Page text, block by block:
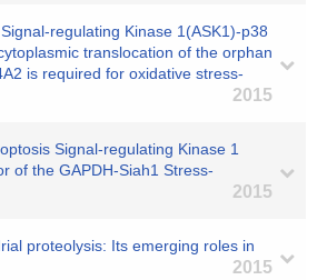
regulating Kinase 1(ASK1)-p38
translocation of the orphan
is required for oxidative stress-
2015
Signal-regulating Kinase 1
of the GAPDH-Siah1 Stress-
2015
proteolysis: Its emerging roles in
2015